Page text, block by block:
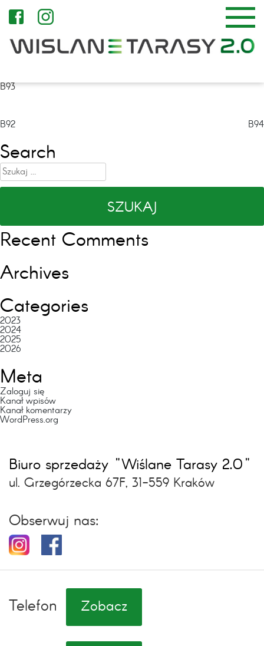
B93
Nawigacja
wpisu
B92 B94
Search
Szukaj:
Recent Comments
Archives
Categories
2023
2024
2025
2026
Meta
Zaloguj się
Kanał wpisów
Kanał komentarzy
WordPress.org
Biuro sprzedaży "Wiślane Tarasy 2.0"
ul. Grzegórzecka 67F, 31-559 Kraków
Obserwuj nas:
Telefon Zobacz